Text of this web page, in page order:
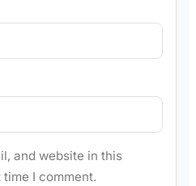
and website in this
I comment.